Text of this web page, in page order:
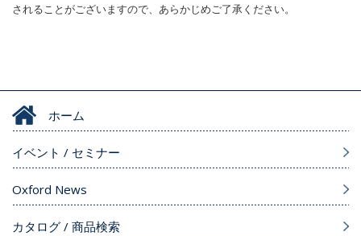
されることがございますので、あらかじめご了承ください。
ホーム
イベント / セミナー
Oxford News
カタログ / 商品検索